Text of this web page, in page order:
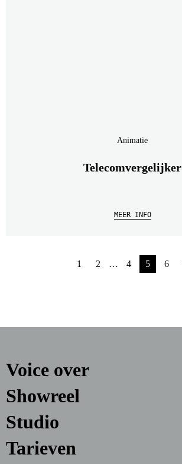
Animatie
Telecomvergelijker
MEER INFO
1 2 … 4 5 6
Voice over
Showreel
Studio
Tarieven